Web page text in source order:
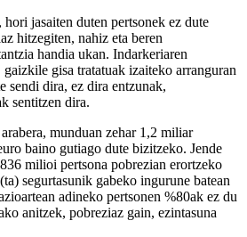
hori jasaiten duten pertsonek ez dute
hitzegiten, nahiz eta beren
handia ukan. Indarkeriaren
gisa tratatuak izaiteko arranguran
sendi dira, ez dira entzunak,
sentitzen dira.
munduan zehar 1,2 miliar
baino gutiago dute bizitzeko. Jende
milioi pertsona pobrezian erortzeko
segurtasunik gabeko ingurune batean
adineko pertsonen %80ak ez du
anitzek, pobreziaz gain, ezintasuna